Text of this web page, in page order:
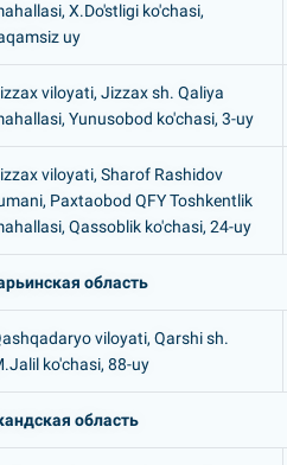
X.Do'stligi ko'chasi,
uy
viloyati, Jizzax sh. Qaliya
Yunusobod ko'chasi, 3-uy
viloyati, Sharof Rashidov
Paxtaobod QFY Toshkentlik
Qassoblik ko'chasi, 24-uy
область
viloyati, Qarshi sh.
ko'chasi, 88-uy
область